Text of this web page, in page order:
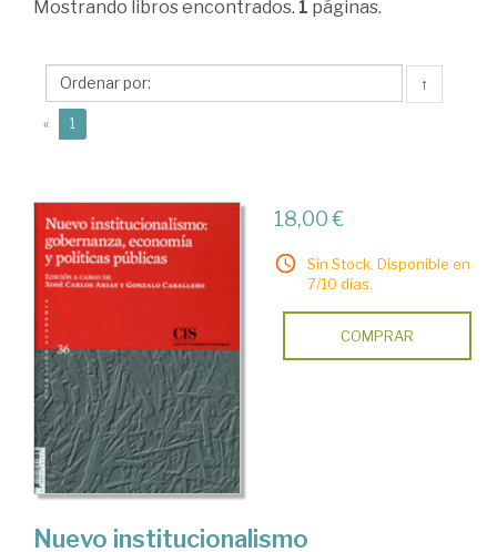
Caballero
Gonzalo
Mostrando libros encontrados. 1 páginas.
↑
« 1
18,00 €
Sin Stock. Disponible en
7/10 días.
COMPRAR
Nuevo institucionalismo